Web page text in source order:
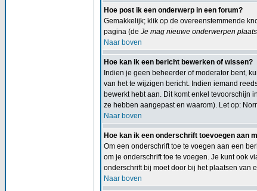
Hoe post ik een onderwerp in een forum?
Gemakkelijk; klik op de overeenstemmende
pagina (de Je mag nieuwe onderwerpen
Naar boven
Hoe kan ik een bericht bewerken of wissen?
Indien je geen beheerder of moderator bent,
van het te wijzigen bericht. Indien iemand
bewerkt hebt aan. Dit komt enkel tevoorschijn
ze hebben aangepast en waarom). Let op:
Naar boven
Hoe kan ik een onderschrift toevoegen aan
Om een onderschrift toe te voegen aan een
om je onderschrift toe te voegen. Je kunt ook
onderschrift bij moet door bij het plaatsen van
Naar boven